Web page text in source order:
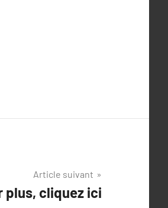
Article suivant
plus, cliquez ici